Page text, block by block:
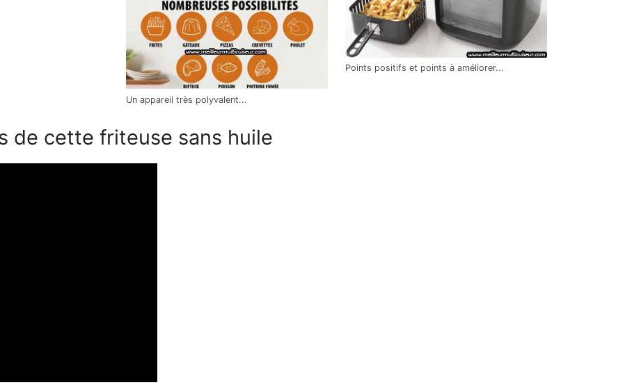
Points positifs et points à améliorer...
Un appareil très polyvalent...
de cette friteuse sans huile